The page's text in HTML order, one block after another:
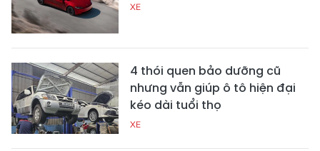
XE
4 thói quen bảo dưỡng cũ
nhưng vẫn giúp ô tô hiện đại
kéo dài tuổi thọ
XE